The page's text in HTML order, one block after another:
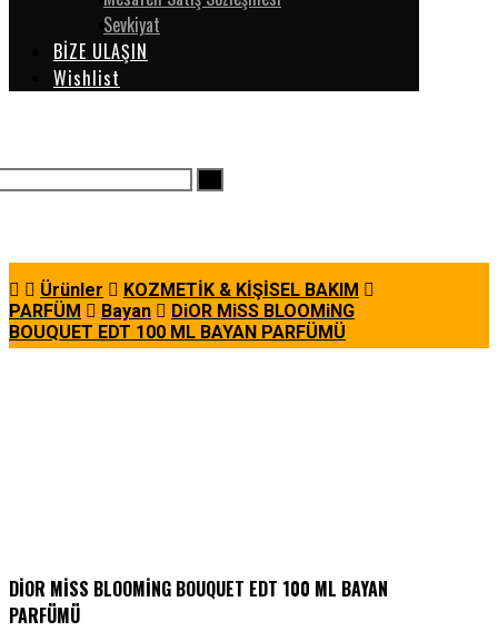
Sevkiyat
BİZE ULAŞIN
Wishlist
Ürünler
KOZMETİK & KİŞİSEL BAKIM
PARFÜM
Bayan
DiOR MiSS BLOOMiNG
BOUQUET EDT 100 ML BAYAN PARFÜMÜ
DIOR MISS BLOOMING BOUQUET EDT 100 ML BAYAN
PARFÜMÜ